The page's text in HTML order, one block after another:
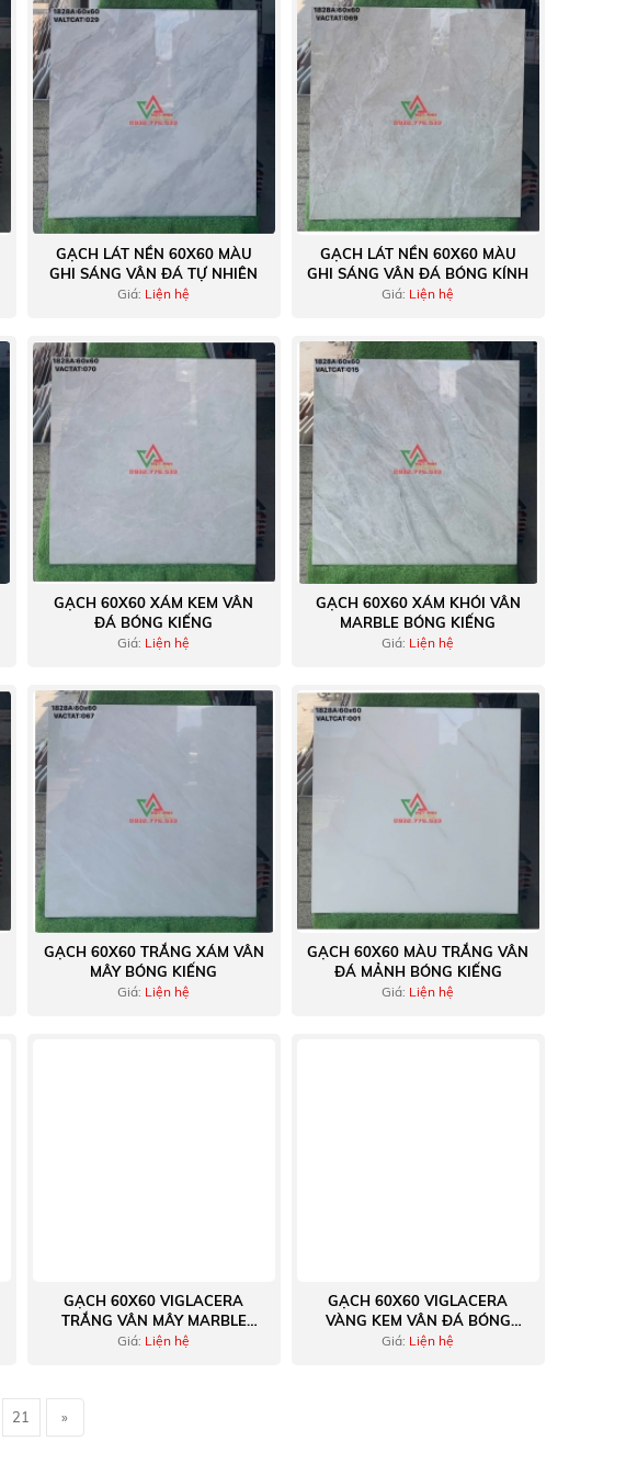
GẠCH LÁT NỀN 60X60 MÀU
GHI SÁNG VÂN ĐÁ TỰ NHIÊN
Giá: Liện hệ
GẠCH LÁT NỀN 60X60 MÀU
GHI SÁNG VÂN ĐÁ BÓNG KÍNH
Giá: Liện hệ
GẠCH 60X60 XÁM KEM VÂN
ĐÁ BÓNG KIẾNG
Giá: Liện hệ
GẠCH 60X60 XÁM KHÓI VÂN
MARBLE BÓNG KIẾNG
Giá: Liện hệ
GẠCH 60X60 TRẮNG XÁM VÂN
MÂY BÓNG KIẾNG
Giá: Liện hệ
GẠCH 60X60 MÀU TRẮNG VÂN
ĐÁ MẢNH BÓNG KIẾNG
Giá: Liện hệ
GẠCH 60X60 VIGLACERA
TRẮNG VÂN MÂY MARBLE
BÓNG KIẾNG
Giá: Liện hệ
GẠCH 60X60 VIGLACERA
VÀNG KEM VÂN ĐÁ BÓNG
KIẾNG
Giá: Liện hệ
21 »